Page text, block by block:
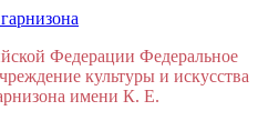
Федерации Федеральное
культуры и искусства
имени К. Е.